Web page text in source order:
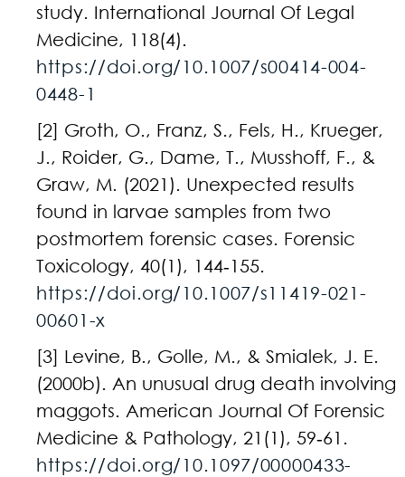
study. International Journal Of Legal
Medicine, 118(4).
https://doi.org/10.1007/s00414-004-
0448-1
[2] Groth, O., Franz, S., Fels, H., Krueger,
J., Roider, G., Dame, T., Musshoff, F., &
Graw, M. (2021). Unexpected results
found in larvae samples from two
postmortem forensic cases. Forensic
Toxicology, 40(1), 144‑155.
https://doi.org/10.1007/s11419-021-
00601-x
[3] Levine, B., Golle, M., & Smialek, J. E.
(2000b). An unusual drug death involving
maggots. American Journal Of Forensic
Medicine & Pathology, 21(1), 59‑61.
https://doi.org/10.1097/00000433-